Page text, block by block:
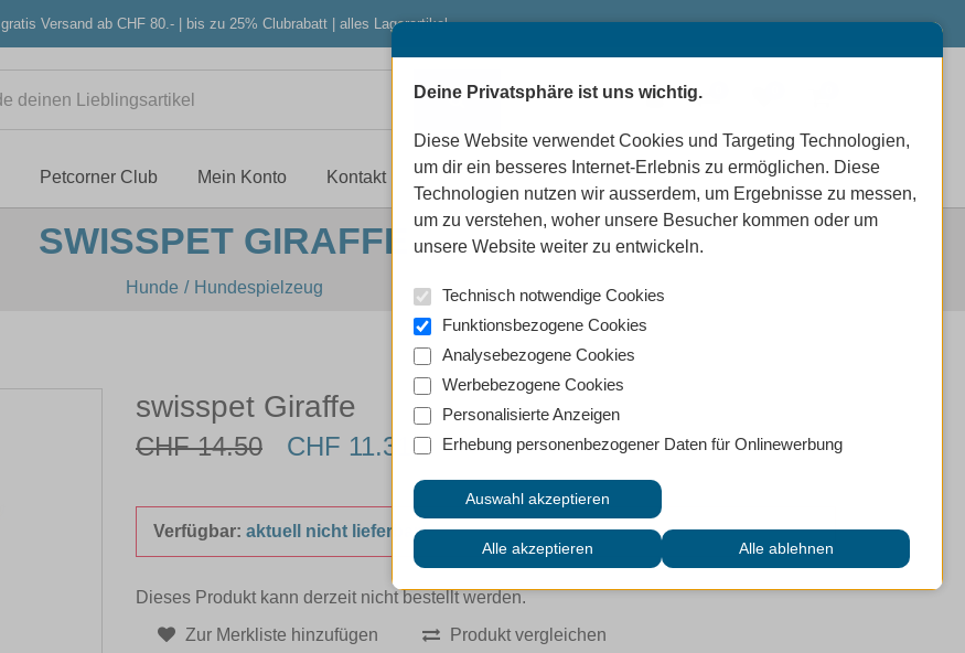
gratis Versand ab CHF 80.- | bis zu 25% Clubrabatt | alles Lagerartikel
Petcorner Club Mein Konto Kontakt
SWISSPET GIRAFFE
Hunde Hundespielzeug
swisspet Giraffe
CHF 14.50 CHF 11.31
Verfügbar: aktuell nicht lieferbar
Dieses Produkt kann derzeit nicht bestellt werden.
Zur Merkliste hinzufügen
Produkt vergleichen
Deine Privatsphäre ist uns wichtig.
Diese Website verwendet Cookies und Targeting Technologien,
um dir ein besseres Internet-Erlebnis zu ermöglichen. Diese
Technologien nutzen wir ausserdem, um Ergebnisse zu messen,
um zu verstehen, woher unsere Besucher kommen oder um
unsere Website weiter zu entwickeln.
Technisch notwendige Cookies
Funktionsbezogene Cookies
Analysebezogene Cookies
Werbebezogene Cookies
Personalisierte Anzeigen
Erhebung personenbezogener Daten für Onlinewerbung